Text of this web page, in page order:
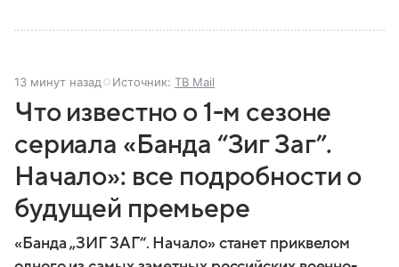
13 минут назад Источник: ТВ Mail
Что известно о 1-м сезоне
сериала «Банда “Зиг Заг”.
Начало»: все подробности о
будущей премьере
«Банда „ЗИГ ЗАГ“. Начало» станет приквелом